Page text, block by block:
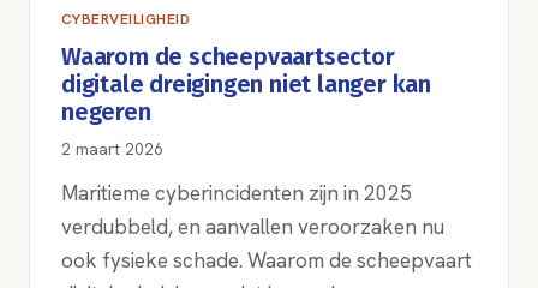
CYBERVEILIGHEID
Waarom de scheepvaartsector
digitale dreigingen niet langer kan
negeren
2 maart 2026
Maritieme cyberincidenten zijn in 2025
verdubbeld, en aanvallen veroorzaken nu
ook fysieke schade. Waarom de scheepvaart